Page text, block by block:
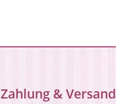
Zahlung & Versand